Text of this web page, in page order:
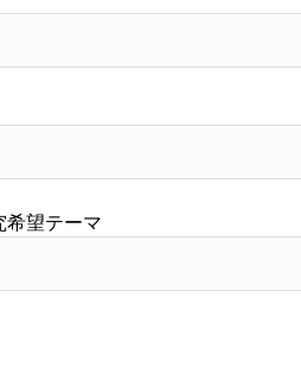
希望テーマ